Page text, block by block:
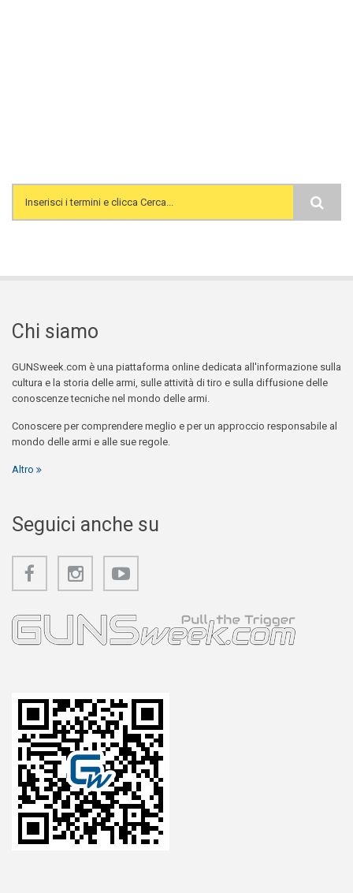
Search form
Chi siamo
GUNSweek.com è una piattaforma online dedicata all'informazione sulla
cultura e la storia delle armi, sulle attività di tiro e sulla diffusione delle
conoscenze tecniche nel mondo delle armi.
Conoscere per comprendere meglio e per un approccio responsabile al
mondo delle armi e alle sue regole.
Altro
Seguici anche su